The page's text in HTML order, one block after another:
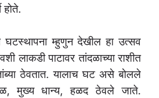
होते.
घटस्थापना म्हुणुन देखील हा उत्सव
लाकडी पाटावर तांदळाच्या राशीत
ठेवतात. यालाच घट असे बोलले
मुख्य धान्य, हळद ठेवले जाते.